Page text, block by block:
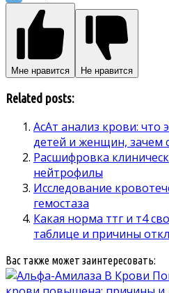
Мне нравится Не нравится
Related posts:
АсАт анализ крови: что
детей и женщин, зачем
Расшифровка
нейтрофилы
Исследование
гемостаза
Какая норма ттг и т4
таблице и причины
Вас также может заинтересовать: